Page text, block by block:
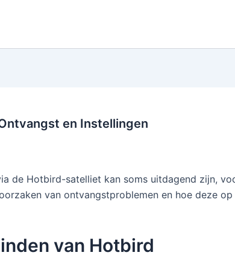
en Instellingen
de Hotbird-satelliet kan soms uitdagend zijn,
van ontvangstproblemen en hoe deze
van Hotbird